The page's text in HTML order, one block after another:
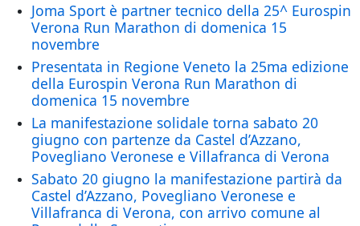
Joma Sport è partner tecnico della 25^ Eurospin
Verona Run Marathon di domenica 15
novembre
Presentata in Regione Veneto la 25ma edizione
della Eurospin Verona Run Marathon di
domenica 15 novembre
La manifestazione solidale torna sabato 20
giugno con partenze da Castel d’Azzano,
Povegliano Veronese e Villafranca di Verona
Sabato 20 giugno la manifestazione partirà da
Castel d’Azzano, Povegliano Veronese e
Villafranca di Verona, con arrivo comune al